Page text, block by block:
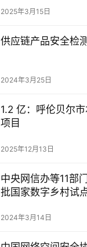
2025年3月15日
供应链产品安全检
2024年3月25日
1.2 亿：呼伦贝尔
项目
2025年12月13日
中央网信办等11部
批国家数字乡村试
2024年3月14日